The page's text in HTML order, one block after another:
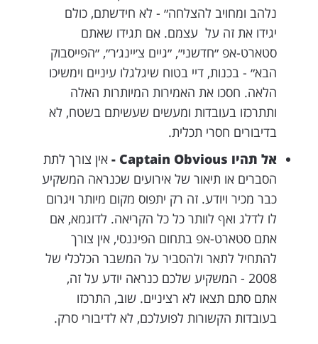
נלהב ומחויב להצלחה״ - לא חידשתם, כולם
יגידו את זה על עצמם. אם תגידו שאתם
סטארט-אפ ״חדשני״, ״גיים צ׳יינג׳ר״, ״הפייסבוק
הבא״ - בכנות, דיי בטוח שיגלגלו עיניים וימשיכו
הלאה. חסכו את האמירות המיותרות האלה
ותתרכזו בעובדות ומעשים שעשיתם בשטח, לא
בדיבורים חסרי תכלית.
אל תהיו Captain Obvious -
אין צורך לתת
הסברים או תיאור של אירועים שכנראה המשקיע
כבר מכיר ויודע. זה רק יתפוס מקום מיותר ויגרום
לו לדלג ואף לוותר כל כל הקריאה. לדוגמא, אם
אתם סטארט-אפ בתחום הפיננסי, אין צורך
להתחיל לתאר ולהסביר על המשבר הכלכלי של
2008 - המשקיע שלכם כנראה יודע על זה,
אתם סתם תצאו לא רציניים. שוב, התרכזו
בעובדות הקשורות לפועלכם, לא לדיבורי סרק.